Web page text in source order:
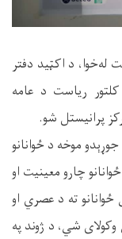
له‌خوا، د اکټید دفتر
ریاست د عامه
پرانیستل شو.
موخه د ځوانانو
چارو معینیت او
ته د عصري او
وکولای شي، د ژوند په